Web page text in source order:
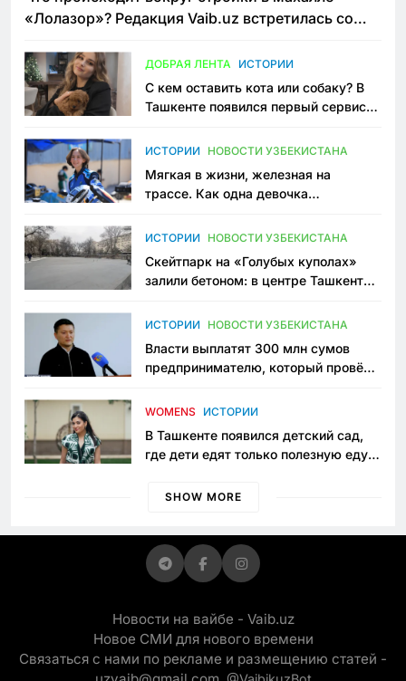
«Лолазор»? Редакция Vaib.uz встретилась со
ДОБРАЯ ЛЕНТА ИСТОРИИ
С кем оставить кота или собаку? В
Ташкенте появился первый сервис
ИСТОРИИ НОВОСТИ УЗБЕКИСТАНА
Мягкая в жизни, железная на
трассе. Как одна девочка
Узбекистане
ИСТОРИИ НОВОСТИ УЗБЕКИСТАНА
Скейтпарк на «Голубых куполах»
залили бетоном: в центре Ташкента
пространство
ИСТОРИИ НОВОСТИ УЗБЕКИСТАНА
Власти выплатят 300 млн сумов
предпринимателю, который провёл
приговору
WOMENS ИСТОРИИ
В Ташкенте появился детский сад,
где дети едят только полезную еду.
просить «кашу без сахара»
SHOW MORE
Новости на вайбе - Vaib.uz
Новое СМИ для нового времени
Связаться с нами по рекламе и размещению статей -